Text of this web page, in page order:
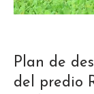
Plan de
del predio